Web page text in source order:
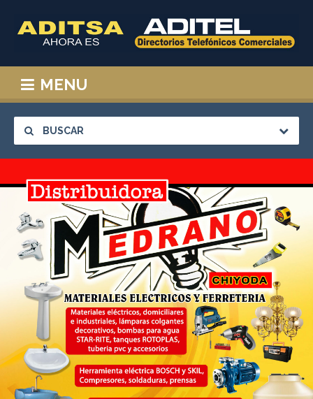
MENU
BUSCAR